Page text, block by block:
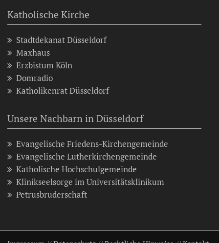
Katholische Kirche
Stadtdekanat Düsseldorf
Maxhaus
Erzbistum Köln
Domradio
Katholikenrat Düsseldorf
Unsere Nachbarn in Düsseldorf
Evangelische Friedens-Kirchengemeinde
Evangelische Lutherkirchengemeinde
Katholische Hochschulgemeinde
Klinikseelsorge im Universitätsklinikum
Petrusbruderschaft